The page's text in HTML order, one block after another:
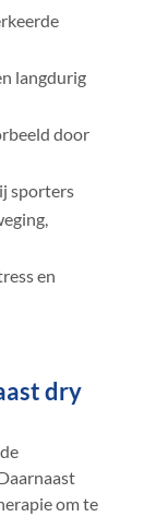
langdurig
door
sporters
en
dry
om te